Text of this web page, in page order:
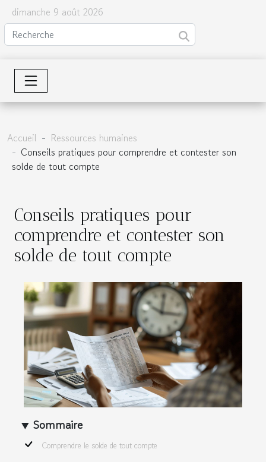
dimanche 9 août 2026
Accueil
Ressources humaines
Conseils pratiques pour comprendre et contester son
solde de tout compte
Conseils pratiques pour
comprendre et contester son
solde de tout compte
Sommaire
Comprendre le solde de tout compte